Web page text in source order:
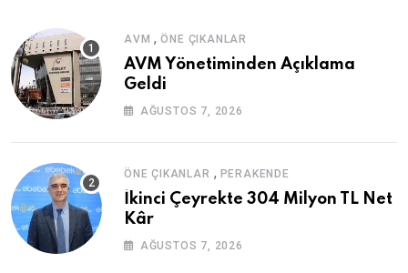
AVM ,ÖNE ÇIKANLAR
AVM Yönetiminden Açıklama
Geldi
AĞUSTOS 7, 2026
ÖNE ÇIKANLAR , PERAKENDE
İkinci Çeyrekte 304 Milyon TL Net
Kâr
AĞUSTOS 7, 2026